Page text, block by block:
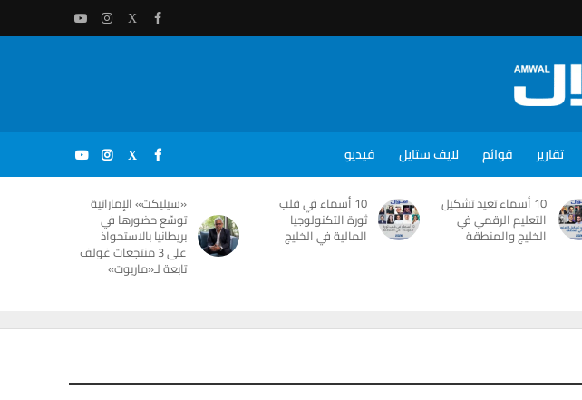
تقارير قوائم لايف ستايل فيديو
10 أسماء تعيد تشكيل
التعليم الرقمي في
الخليج والمنطقة
10 أسماء في قلب
ثورة التكنولوجيا
المالية في الخليج
«سيليكت» الإماراتية
توسّع حضورها في
بريطانيا بالاستحواذ
على 3 منتجعات غولف
تابعة لـ«ماريوت»